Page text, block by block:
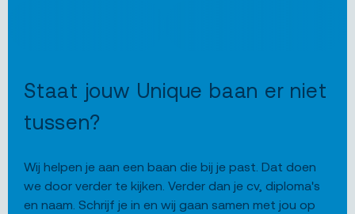
Staat jouw Unique baan er niet
tussen?
Wij helpen je aan een baan die bij je past. Dat doen
we door verder te kijken. Verder dan je cv, diploma's
en naam. Schrijf je in en wij gaan samen met jou op